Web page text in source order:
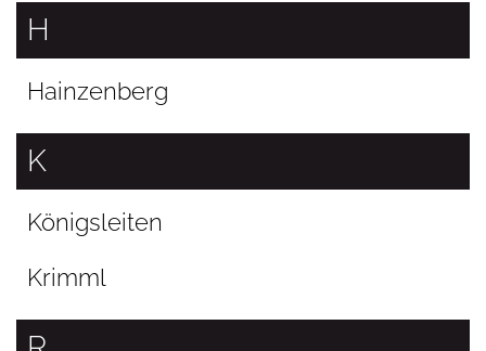
H
Hainzenberg
K
Königsleiten
Krimml